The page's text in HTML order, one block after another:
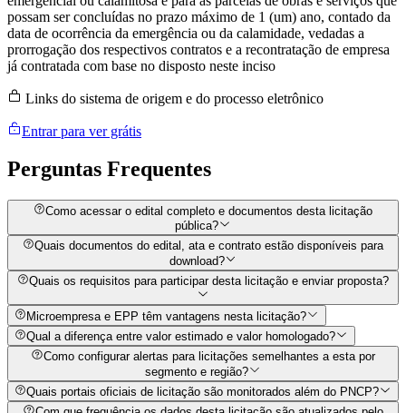
possam ser concluídas no prazo máximo de 1 (um) ano, contado da
data de ocorrência da emergência ou da calamidade, vedadas a
prorrogação dos respectivos contratos e a recontratação de empresa
já contratada com base no disposto neste inciso
Links do sistema de origem e do processo eletrônico
Entrar para ver grátis
Perguntas Frequentes
Como acessar o edital completo e documentos desta licitação
pública?
Quais documentos do edital, ata e contrato estão disponíveis para
download?
Quais os requisitos para participar desta licitação e enviar proposta?
Microempresa e EPP têm vantagens nesta licitação?
Qual a diferença entre valor estimado e valor homologado?
Como configurar alertas para licitações semelhantes a esta por
segmento e região?
Quais portais oficiais de licitação são monitorados além do PNCP?